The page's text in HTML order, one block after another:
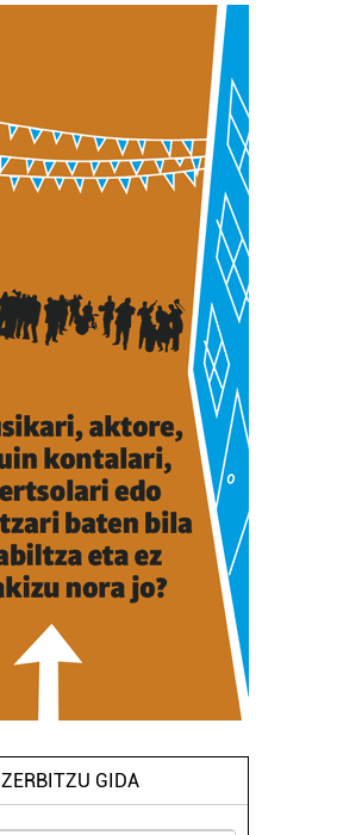
ZERBITZU GIDA